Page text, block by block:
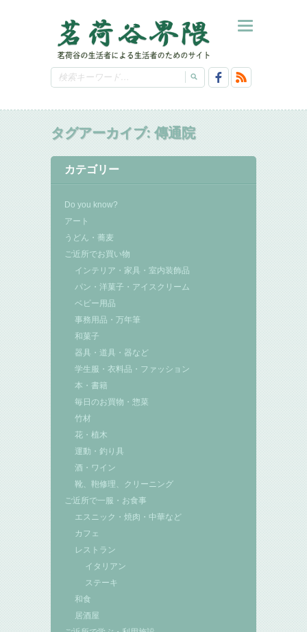
タグアーカイブ:傳通院
カテゴリー
Do you know?
アート
うどん・蕎麦
ご近所でお買い物
インテリア・家具・室内装飾品
パン・洋菓子・アイスクリーム
ベビー用品
事務用品・万年筆
和菓子
器具・道具・器など
学生服・衣料品・ファッション
本・書籍
毎日のお買物・惣菜
竹材
花・植木
運動・釣り具
酒・ワイン
靴、鞄修理、クリーニング
ご近所で一服・お食事
エスニック・焼肉・中華など
カフェ
レストラン
イタリアン
ステーキ
和食
居酒屋